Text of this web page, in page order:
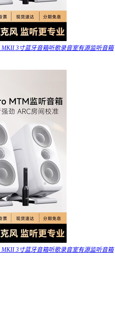
3寸蓝牙音箱听歌录音室有源监听音箱
3寸蓝牙音箱听歌录音室有源监听音箱